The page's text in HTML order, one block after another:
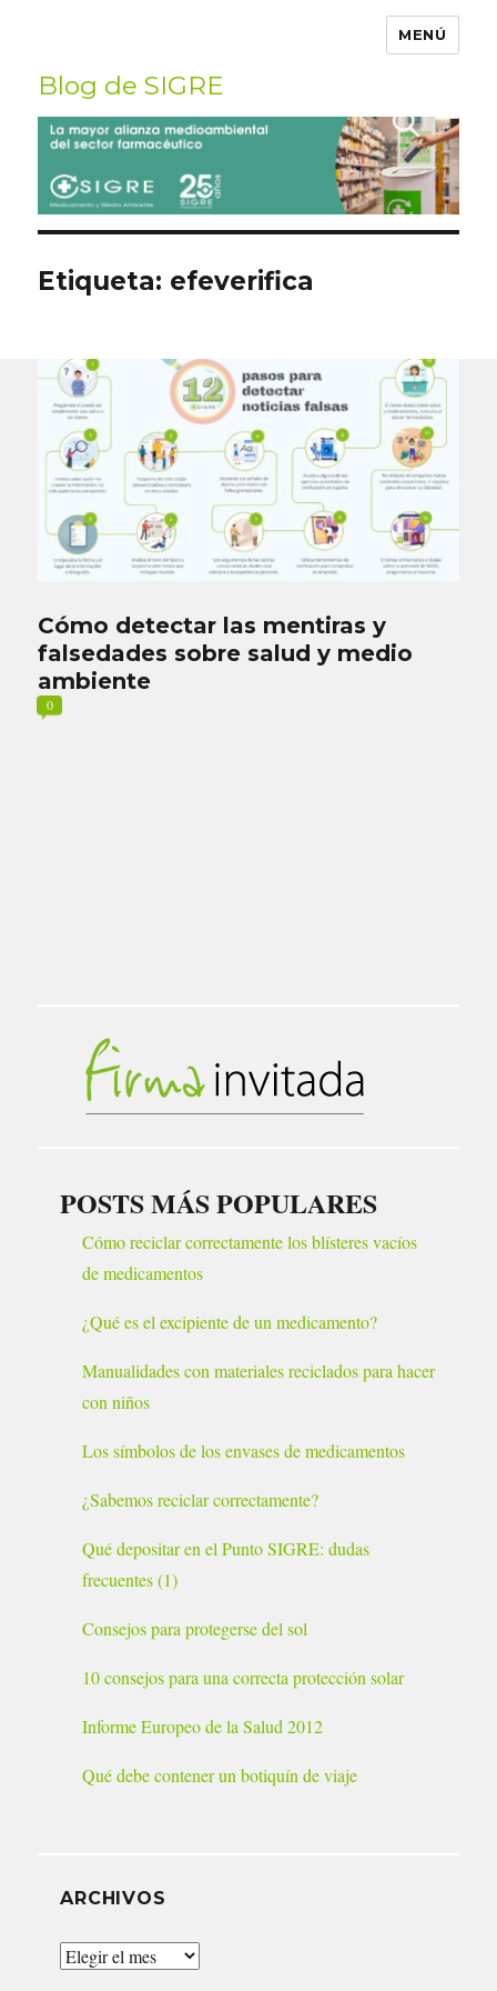
MENÚ
Blog de SIGRE
Buscar
por:
Etiqueta: efeverifica
Cómo detectar las mentiras y
falsedades sobre salud y medio
ambiente
0
POSTS MÁS POPULARES
Cómo reciclar correctamente los blísteres vacíos
de medicamentos
¿Qué es el excipiente de un medicamento?
Manualidades con materiales reciclados para hacer
con niños
Los símbolos de los envases de medicamentos
¿Sabemos reciclar correctamente?
Qué depositar en el Punto SIGRE: dudas
frecuentes (1)
Consejos para protegerse del sol
10 consejos para una correcta protección solar
Informe Europeo de la Salud 2012
Qué debe contener un botiquín de viaje
ARCHIVOS
Archivos